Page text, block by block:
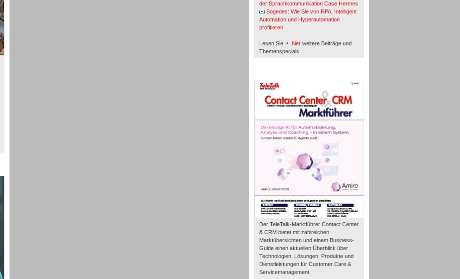
der Sprachkommunikation Case Hermes
Sogedes: Wie Sie von RPA, Intelligent
Automation und Hyperautomation
profitieren
Lesen Sie hier weitere Beiträge und
Themenspecials
Der TeleTalk-Marktführer Contact Center
& CRM bietet mit zahlreichen
Marktübersichten und einem Business-
Guide einen aktuellen Überblick über
Technologien, Lösungen, Produkte und
Dienstleistungen für Customer Care &
Servicemanagement.